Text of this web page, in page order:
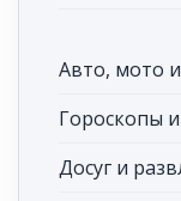
Авто, мото
Гороскопы
Досуг и